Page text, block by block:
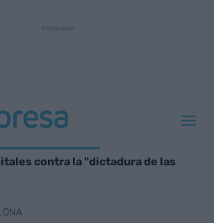
contra la "dictadura de las